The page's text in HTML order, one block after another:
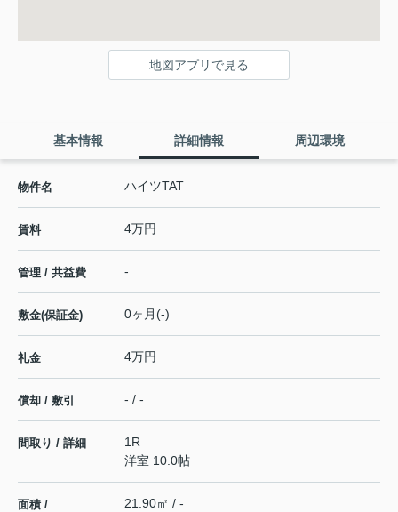
地図アプリで見る
基本情報 詳細情報 周辺環境
物件名 ハイツTAT
賃料 4万円
管理 / 共益費 -
敷金(保証金) 0ヶ月(-)
礼金 4万円
償却 / 敷引 - / -
間取り / 詳細
1R
洋室 10.0帖
面積 /
21.90㎡ / -